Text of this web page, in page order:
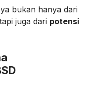
bukan hanya dari
juga dari potensi